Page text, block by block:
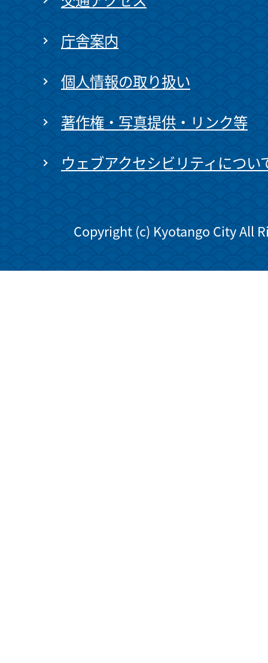
庁舎案内
個人情報の取り扱い
著作権・写真提供・リンク等
ウェブアクセシビリティについ
Copyright (c) Kyotango City All